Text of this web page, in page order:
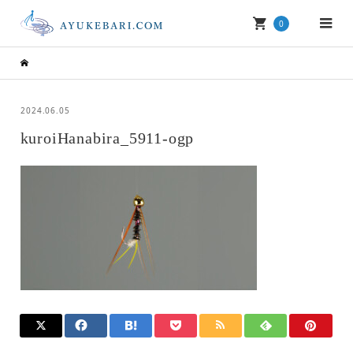
0
2024.06.05
kuroiHanabira_5911-ogp